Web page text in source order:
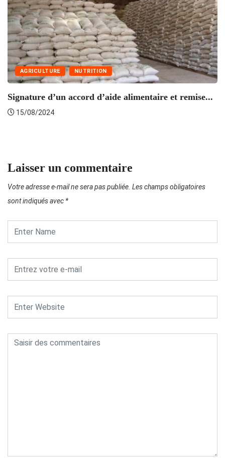
AGRICULTURE NUTRITION
Signature d’un accord d’aide alimentaire et remise...
15/08/2024
Laisser un commentaire
Votre adresse e-mail ne sera pas publiée. Les champs obligatoires
sont indiqués avec *